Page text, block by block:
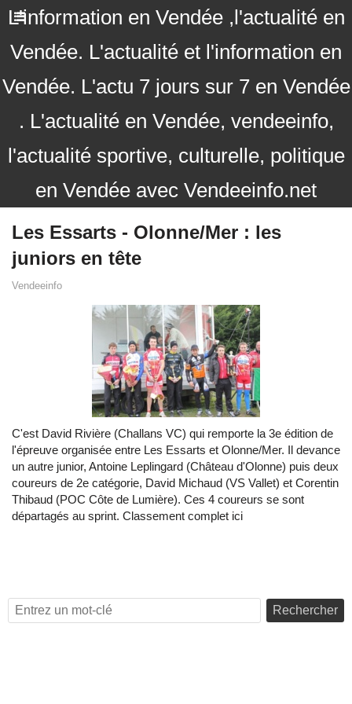
L'information en Vendée ,l'actualité en
Vendée. L'actualité et l'information en
Vendée. L'actu 7 jours sur 7 en Vendée
. L'actualité en Vendée, vendeeinfo,
l'actualité sportive, culturelle, politique
en Vendée avec Vendeeinfo.net
Les Essarts - Olonne/Mer : les
juniors en tête
Vendeeinfo
C'est David Rivière (Challans VC) qui remporte la 3e édition de
l'épreuve organisée entre Les Essarts et Olonne/Mer. Il devance
un autre junior, Antoine Leplingard (Château d'Olonne) puis deux
coureurs de 2e catégorie, David Michaud (VS Vallet) et Corentin
Thibaud (POC Côte de Lumière). Ces 4 coureurs se sont
départagés au sprint. Classement complet ici
Rechercher